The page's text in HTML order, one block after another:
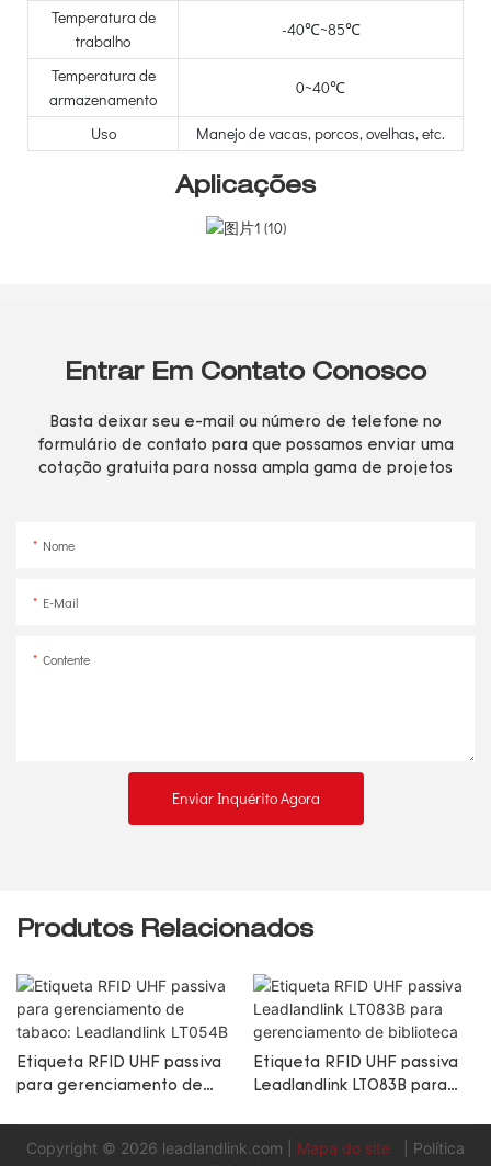
Temperatura de
trabalho
-40℃~85℃
Temperatura de
armazenamento
0~40℃
Uso Manejo de vacas, porcos, ovelhas, etc.
Aplicações
Entrar Em Contato Conosco
Basta deixar seu e-mail ou número de telefone no
formulário de contato para que possamos enviar uma
cotação gratuita para nossa ampla gama de projetos
Nome
E-Mail
Contente
Enviar Inquérito Agora
Produtos Relacionados
Etiqueta RFID UHF passiva
para gerenciamento de
Etiqueta RFID UHF passiva
Leadlandlink LT083B para
Copyright © 2026 leadlandlink.com Mapa do site
Política